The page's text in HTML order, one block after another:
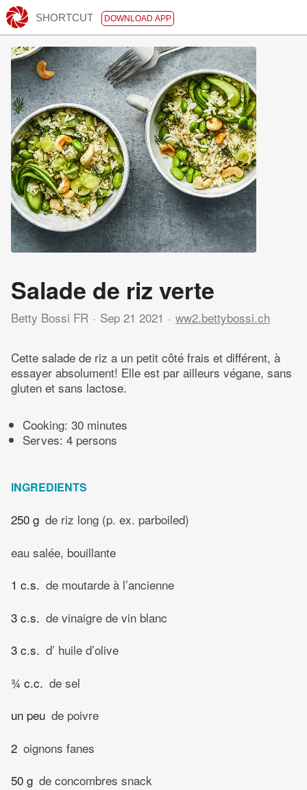
SHORTCUT DOWNLOAD APP
Salade de riz verte
Betty Bossi FR Sep 21 2021 ww2.bettybossi.ch
Cette salade de riz a un petit côté frais et différent, à
essayer absolument! Elle est par ailleurs végane, sans
gluten et sans lactose.
Cooking: 30 minutes
Serves: 4 persons
INGREDIENTS
250 g de riz long (p. ex. parboiled)
eau salée, bouillante
1 c.s. de moutarde à l’ancienne
3 c.s. de vinaigre de vin blanc
3 c.s. d’ huile d’olive
¾ c.c. de sel
un peu de poivre
2 oignons fanes
50 g de concombres snack